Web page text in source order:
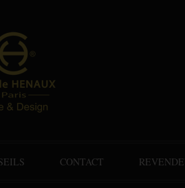
CONTACT